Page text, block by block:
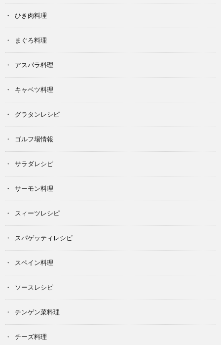
ひき肉料理
まぐろ料理
アスパラ料理
キャベツ料理
グラタンレシピ
ゴルフ場情報
サラダレシピ
サーモン料理
スィーツレシピ
スパゲッティレシピ
スペイン料理
ソースレシピ
チンゲン菜料理
チーズ料理